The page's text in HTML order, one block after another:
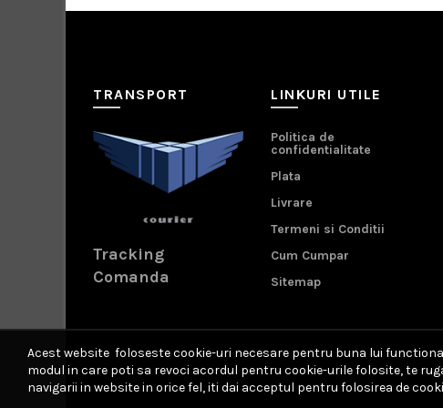
TRANSPORT
Tracking
Comanda
LINKURI UTILE
Politica de
confidentialitate
Plata
Livrare
Termeni si Conditii
Cum Cumpar
Sitemap
Acest website foloseste cookie-uri necesare pentru buna lui
modul in care poti sa revoci acordul pentru cookie-urile folosite, te
navigarii in website in orice fel, iti dai acceptul pentru folosirea de